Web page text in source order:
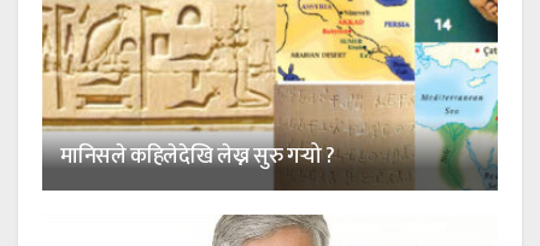
मानिसले कहिलेदेखि लेख्न सुरु गर्‍यो ?